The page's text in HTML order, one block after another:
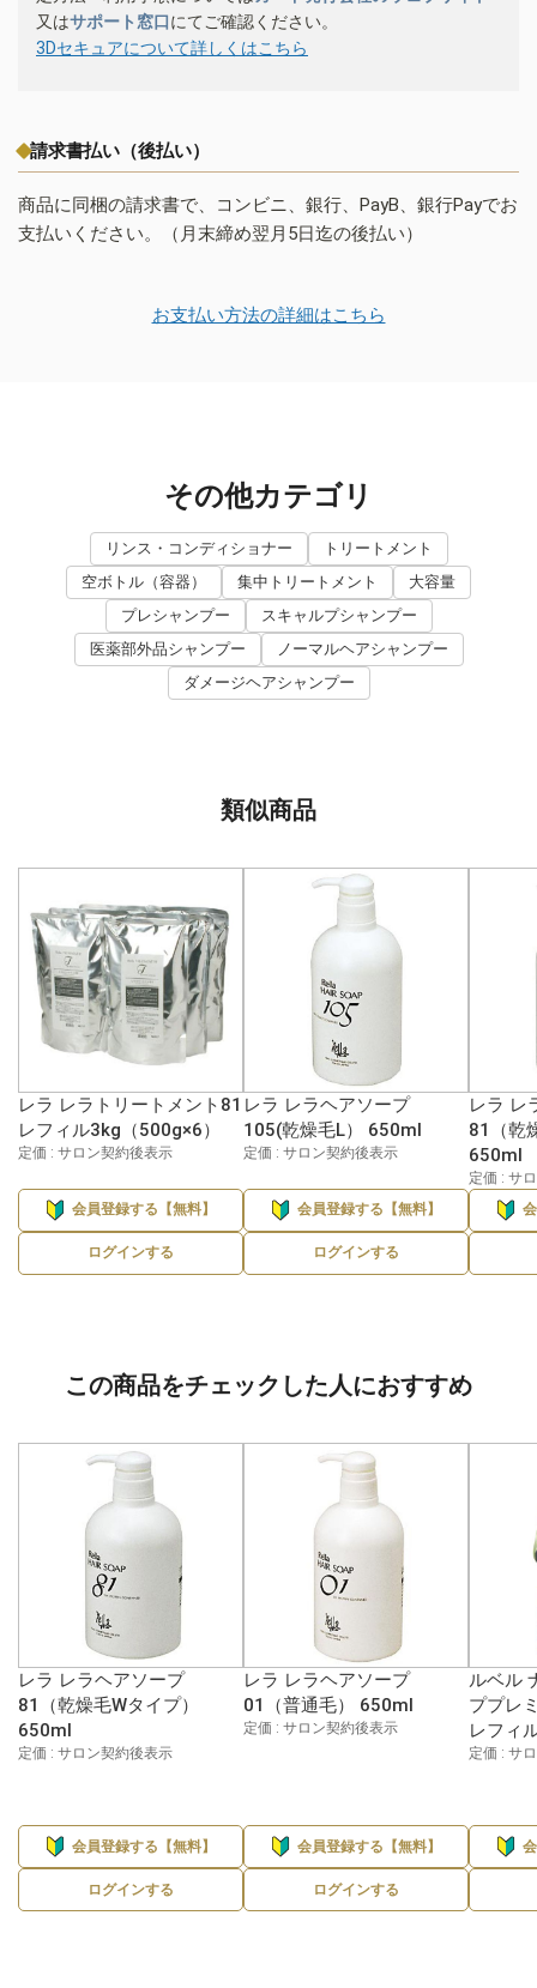
又はサポート窓口にてご確認ください。
3Dセキュアについて詳しくはこちら
請求書払い（後払い）
商品に同梱の請求書で、コンビニ、銀行、PayB、銀行Payでお
支払いください。（月末締め翌月5日迄の後払い）
お支払い方法の詳細はこちら
その他カテゴリ
リンス・コンディショナー
トリートメント
空ボトル（容器）
集中トリートメント
大容量
プレシャンプー
スキャルプシャンプー
医薬部外品シャンプー
ノーマルヘアシャンプー
ダメージヘアシャンプー
類似商品
レラ レラトリートメント81
レフィル3kg（500g×6）
定価 : サロン契約後表示
会員登録する【無料】
ログインする
レラ レラヘアソープ
105(乾燥毛L） 650ml
定価 : サロン契約後表示
会員登録する【無料】
ログインする
レラ レ
81（乾
650ml
定価 : サ
この商品をチェックした人におすすめ
レラ レラヘアソープ
81（乾燥毛Wタイプ）
650ml
定価 : サロン契約後表示
会員登録する【無料】
ログインする
レラ レラヘアソープ
01（普通毛） 650ml
定価 : サロン契約後表示
会員登録する【無料】
ログインする
ルベル
ププレ
レフィ
定価 : サ